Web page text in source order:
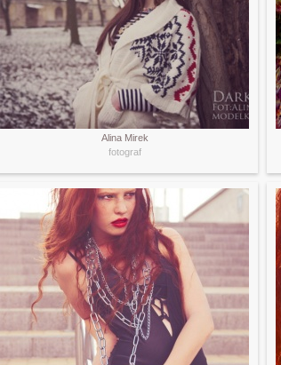
Alina Mirek
fotograf